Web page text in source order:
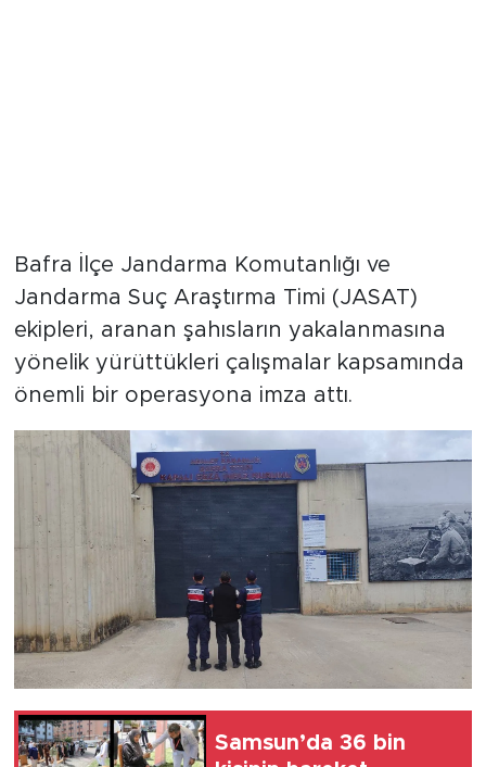
Bafra İlçe Jandarma Komutanlığı ve
Jandarma Suç Araştırma Timi (JASAT)
ekipleri, aranan şahısların yakalanmasına
yönelik yürüttükleri çalışmalar kapsamında
önemli bir operasyona imza attı.
Samsun’da 36 bin